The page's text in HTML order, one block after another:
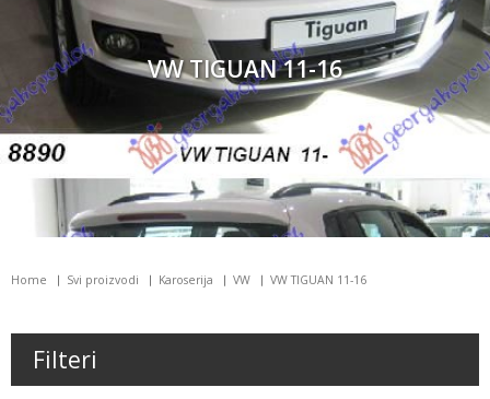
VW TIGUAN 11-16
Home Svi proizvodi Karoserija VW VW TIGUAN 11-16
Filteri